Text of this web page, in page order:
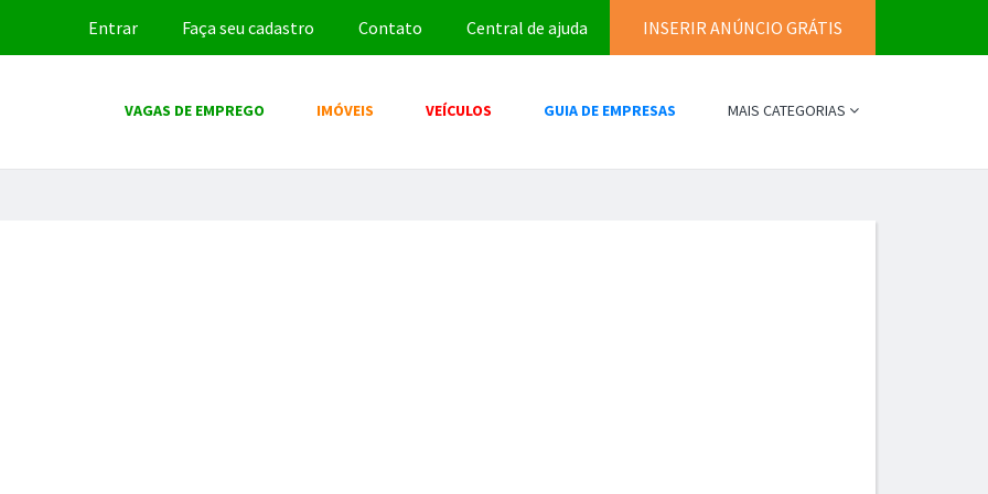
Entrar Faça seu cadastro Contato Central de ajuda INSERIR ANÚNCIO GRÁTIS
VAGAS DE EMPREGO IMÓVEIS VEÍCULOS GUIA DE EMPRESAS MAIS CATEGORIAS